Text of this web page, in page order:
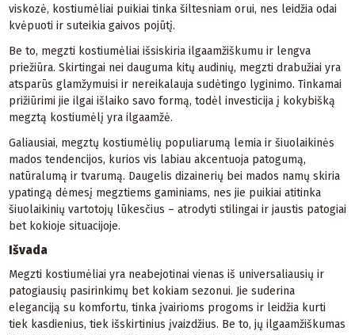
viskozė, kostiumėliai puikiai tinka šiltesniam orui, nes leidžia odai
kvėpuoti ir suteikia gaivos pojūtį.
Be to, megzti kostiumėliai išsiskiria ilgaamžiškumu ir lengva
priežiūra. Skirtingai nei dauguma kitų audinių, megzti drabužiai yra
atsparūs glamžymuisi ir nereikalauja sudėtingo lyginimo. Tinkamai
prižiūrimi jie ilgai išlaiko savo formą, todėl investicija į kokybišką
megztą kostiumėlį yra ilgaamžė.
Galiausiai, megztų kostiumėlių populiarumą lemia ir šiuolaikinės
mados tendencijos, kurios vis labiau akcentuoja patogumą,
natūralumą ir tvarumą. Daugelis dizainerių bei mados namų skiria
ypatingą dėmesį megztiems gaminiams, nes jie puikiai atitinka
šiuolaikinių vartotojų lūkesčius – atrodyti stilingai ir jaustis patogiai
bet kokioje situacijoje.
Išvada
Megzti kostiumėliai yra neabejotinai vienas iš universaliausių ir
patogiausių pasirinkimų bet kokiam sezonui. Jie suderina
eleganciją su komfortu, tinka įvairioms progoms ir leidžia kurti
tiek kasdienius, tiek išskirtinius įvaizdžius. Be to, jų ilgaamžiškumas